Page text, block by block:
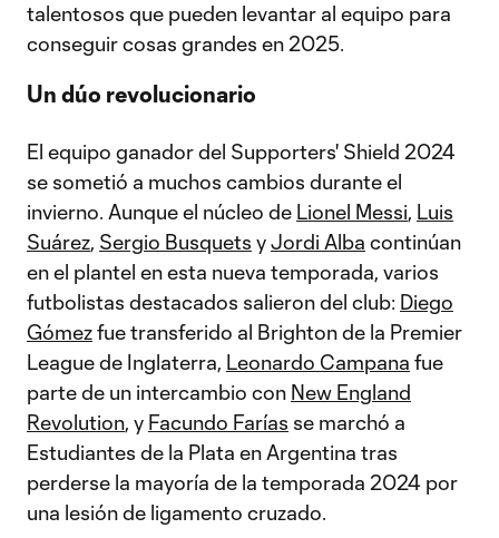
talentosos que pueden levantar al equipo para
conseguir cosas grandes en 2025.
Un dúo revolucionario
El equipo ganador del Supporters' Shield 2024
se sometió a muchos cambios durante el
invierno. Aunque el núcleo de Lionel Messi, Luis
Suárez, Sergio Busquets yJordi Alba continúan
en el plantel en esta nueva temporada, varios
futbolistas destacados salieron del club: Diego
Gómezfue transferido al Brighton de la Premier
League de Inglaterra, Leonardo Campana fue
parte de un intercambio con New England
Revolution, y Facundo Farías se marchó a
Estudiantes de la Plata en Argentina tras
perderse la mayoría de la temporada 2024 por
una lesión de ligamento cruzado.